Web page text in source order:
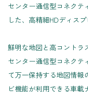
センター通信型コネクテ
した、高精細HDディスプ
鮮明な地図と高コントラ
センター通信型コネクテ
て万一保持する地図情報
ビ機能が利用できる車載